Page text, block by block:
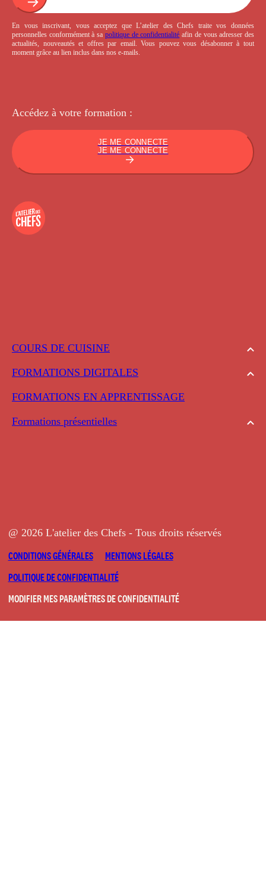
COURS DE CUISINE
FORMATIONS DIGITALES
FORMATIONS EN APPRENTISSAGE
Formations présentielles
En vous inscrivant, vous acceptez que L’atelier des Chefs traite vos données
personnelles conformément à sa politique de confidentialité afin de vous adresser des
actualités, nouveautés et offres par email. Vous pouvez vous désabonner à tout
moment grâce au lien inclus dans nos e-mails.
Accédez à votre formation :
JE ME CONNECTE
JE ME CONNECTE
@ 2026 L'atelier des Chefs - Tous droits réservés
CONDITIONS GÉNÉRALES
MENTIONS LÉGALES
POLITIQUE DE CONFIDENTIALITÉ
MODIFIER MES PARAMÈTRES DE CONFIDENTIALITÉ